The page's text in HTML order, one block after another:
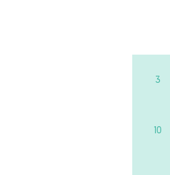
3
10